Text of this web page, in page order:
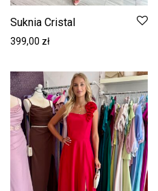
Suknia Cristal
399,00 zł